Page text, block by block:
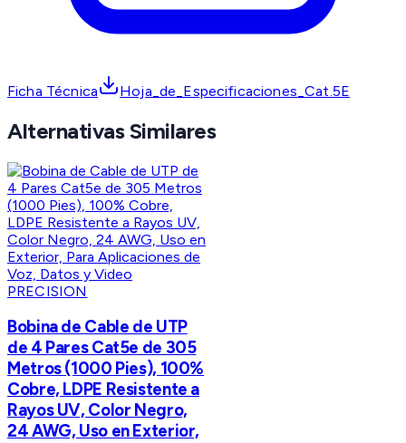
Ficha Técnica Hoja_de_Especificaciones_Cat.5E
Alternativas Similares
PRECISION
Bobina de Cable de UTP
de 4 Pares Cat5e de 305
Metros (1000 Pies), 100%
Cobre, LDPE Resistente a
Rayos UV, Color Negro,
24 AWG, Uso en Exterior,